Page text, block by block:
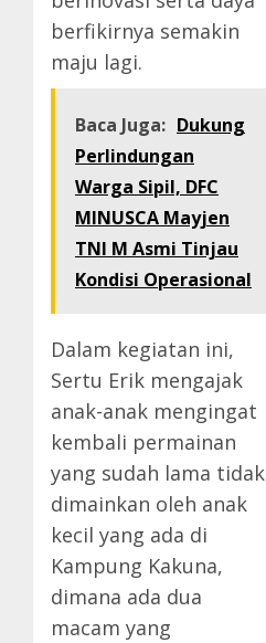
berfikirnya semakin
maju lagi.
Baca Juga: Dukung
Perlindungan
Warga Sipil, DFC
MINUSCA Mayjen
TNI M Asmi Tinjau
Kondisi Operasional
Dalam kegiatan ini,
Sertu Erik mengajak
anak-anak mengingat
kembali permainan
yang sudah lama tidak
dimainkan oleh anak
kecil yang ada di
Kampung Kakuna,
dimana ada dua
macam yang